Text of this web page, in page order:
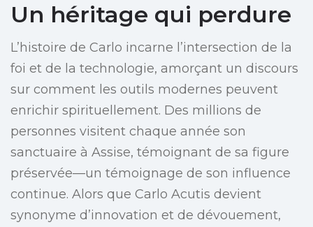
Un héritage qui perdure
L’histoire de Carlo incarne l’intersection de la
foi et de la technologie, amorçant un discours
sur comment les outils modernes peuvent
enrichir spirituellement. Des millions de
personnes visitent chaque année son
sanctuaire à Assise, témoignant de sa figure
préservée—un témoignage de son influence
continue. Alors que Carlo Acutis devient
synonyme d’innovation et de dévouement,